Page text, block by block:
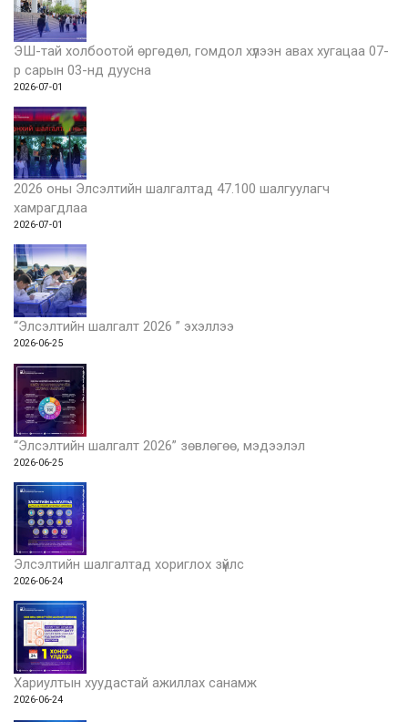
ЭШ-тай холбоотой өргөдөл, гомдол хүлээн авах хугацаа 07-
р сарын 03-нд дуусна
2026-07-01
2026 оны Элсэлтийн шалгалтад 47.100 шалгуулагч
хамрагдлаа
2026-07-01
“Элсэлтийн шалгалт 2026 ” эхэллээ
2026-06-25
“Элсэлтийн шалгалт 2026” зөвлөгөө, мэдээлэл
2026-06-25
Элсэлтийн шалгалтад хориглох зүйлс
2026-06-24
Хариултын хуудастай ажиллах санамж
2026-06-24